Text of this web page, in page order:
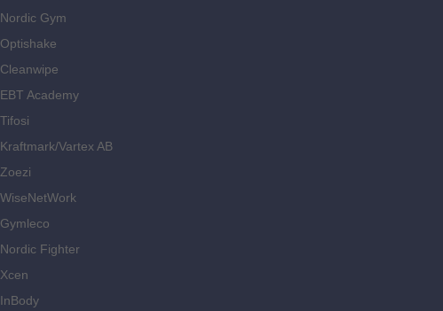
Nordic Gym
Optishake
Cleanwipe
EBT Academy
Tifosi
Kraftmark/Vartex AB
Zoezi
WiseNetWork
Gymleco
Nordic Fighter
Xcen
InBody